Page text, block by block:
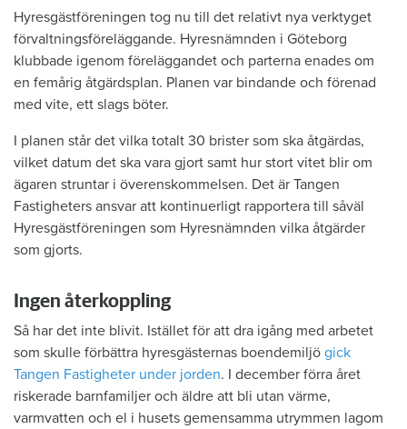
Hyresgästföreningen tog nu till det relativt nya verktyget
förvaltningsföreläggande. Hyresnämnden i Göteborg
klubbade igenom föreläggandet och parterna enades om
en femårig åtgärdsplan. Planen var bindande och förenad
med vite, ett slags böter.
I planen står det vilka totalt 30 brister som ska åtgärdas,
vilket datum det ska vara gjort samt hur stort vitet blir om
ägaren struntar i överenskommelsen. Det är Tangen
Fastigheters ansvar att kontinuerligt rapportera till såväl
Hyresgästföreningen som Hyresnämnden vilka åtgärder
som gjorts.
Ingen återkoppling
Så har det inte blivit. Istället för att dra igång med arbetet
som skulle förbättra hyresgästernas boendemiljö gick
Tangen Fastigheter under jorden. I december förra året
riskerade barnfamiljer och äldre att bli utan värme,
varmvatten och el i husets gemensamma utrymmen lagom